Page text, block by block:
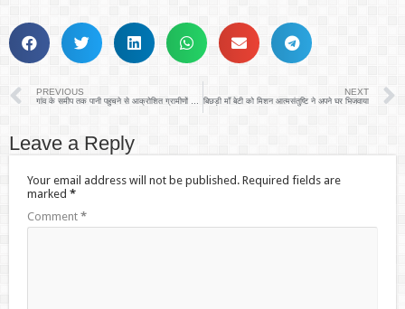
PREVIOUS
गांव के समीप तक पानी पहुचने से आक्रोशित ग्रामीणों ने किया प्रदर्शन
NEXT
बिछड़ी माँ बेटी को मिशन आत्मसंतुष्टि ने अपने घर भिजवाया
Leave a Reply
Your email address will not be published. Required fields are
marked *
Comment *